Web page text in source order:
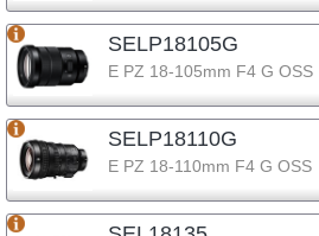
SELP18105G
E PZ 18-105mm F4 G OSS
SELP18110G
E PZ 18-110mm F4 G OSS